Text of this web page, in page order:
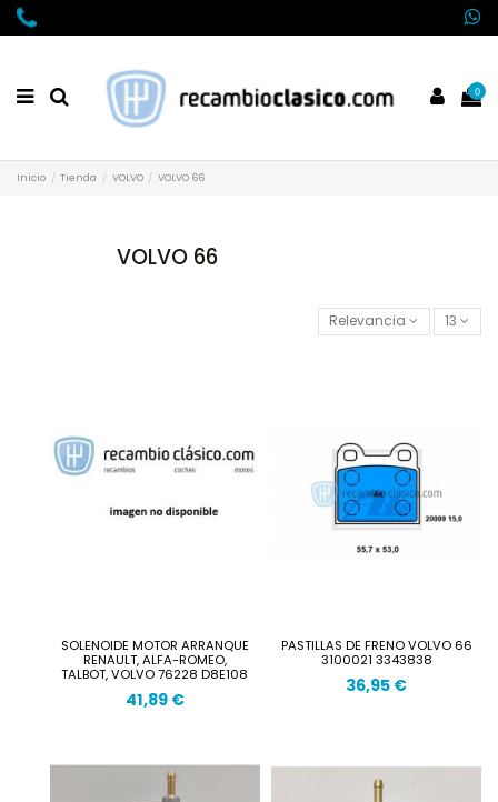
0
Inicio Tienda VOLVO VOLVO 66
VOLVO 66
Relevancia 13
SOLENOIDE MOTOR ARRANQUE
RENAULT, ALFA-ROMEO,
TALBOT, VOLVO 76228 D8E108
41,89 €
PASTILLAS DE FRENO VOLVO 66
3100021 3343838
36,95 €